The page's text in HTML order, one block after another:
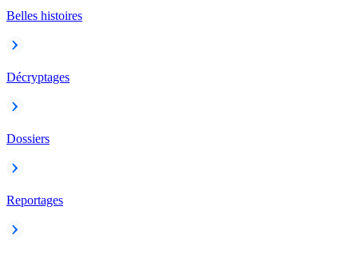
Belles histoires
Décryptages
Dossiers
Reportages